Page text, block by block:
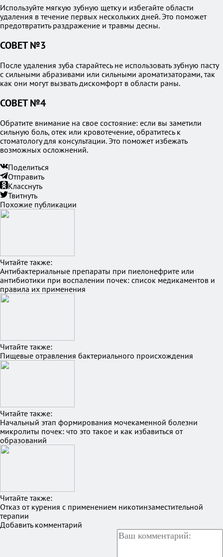
Используйте мягкую зубную щетку и избегайте области
удаления в течение первых нескольких дней. Это поможет
предотвратить раздражение и травмы десны.
СОВЕТ №3
После удаления зуба старайтесь не использовать зубную пасту
с сильными абразивами или сильными ароматизаторами, так
как они могут вызвать дискомфорт в области раны.
СОВЕТ №4
Обратите внимание на свое состояние: если вы заметили
сильную боль, отек или кровотечение, обратитесь к
стоматологу для консультации. Это поможет избежать
возможных осложнений.
Поделиться
Отправить
Класснуть
Твитнуть
Похожие публикации
Читайте также:
Антибактериальные препараты при пиелонефрите или
антибиотики при воспалении почек: список медикаментов и
правила их применения
Читайте также:
Пищевые отравления бактериального происхождения
Читайте также:
Начальный этап формирования мочекаменной болезни
микролиты почек: что это такое и как избавиться от
образований
Читайте также:
Отказ от курения с применением никотинзаместительной
терапии
Добавить комментарий